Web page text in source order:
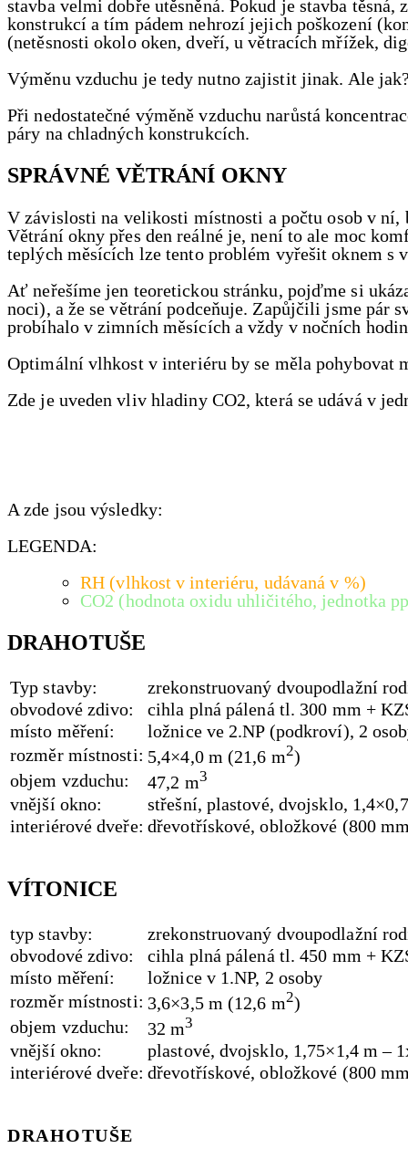
stavba velmi dobře utěsněná. Pokud je stavba
konstrukcí a tím pádem nehrozí jejich poškození
(netěsnosti okolo oken, dveří, u větracích mřížek,
Výměnu vzduchu je tedy nutno zajistit jinak. Ale
Při nedostatečné výměně vzduchu narůstá
páry na chladných konstrukcích.
SPRÁVNÉ VĚTRÁNÍ OKNY
V závislosti na velikosti místnosti a počtu osob v
Větrání okny přes den reálné je, není to ale moc
teplých měsících lze tento problém vyřešit oknem
Ať neřešíme jen teoretickou stránku, pojďme si
noci), a že se větrání podceňuje. Zapůjčili jsme pár
probíhalo v zimních měsících a vždy v nočních
Optimální vlhkost v interiéru by se měla pohybovat
Zde je uveden vliv hladiny CO2, která se udává v
A zde jsou výsledky:
LEGENDA:
RH (vlhkost v interiéru, udávaná v %)
CO2 (hodnota oxidu uhličitého, jednotka
DRAHOTUŠE
Typ stavby:
zrekonstruovaný dvoupodlažní
obvodové zdivo:
cihla plná pálená tl. 300 mm +
místo měření:
ložnice ve 2.NP (podkroví), 2
rozměr místnosti: 5,4×4,0 m (21,6 m2)
objem vzduchu:
47,2 m3
vnější okno:
střešní, plastové, dvojsklo,
interiérové dveře: dřevotřískové, obložkové (800
VÍTONICE
typ stavby:
zrekonstruovaný dvoupodlažní
obvodové zdivo:
cihla plná pálená tl. 450 mm +
místo měření:
ložnice v 1.NP, 2 osoby
rozměr místnosti: 3,6×3,5 m (12,6 m2)
objem vzduchu:
32 m3
vnější okno:
plastové, dvojsklo, 1,75×1,4 m –
interiérové dveře: dřevotřískové, obložkové (800
DRAHOTUŠE